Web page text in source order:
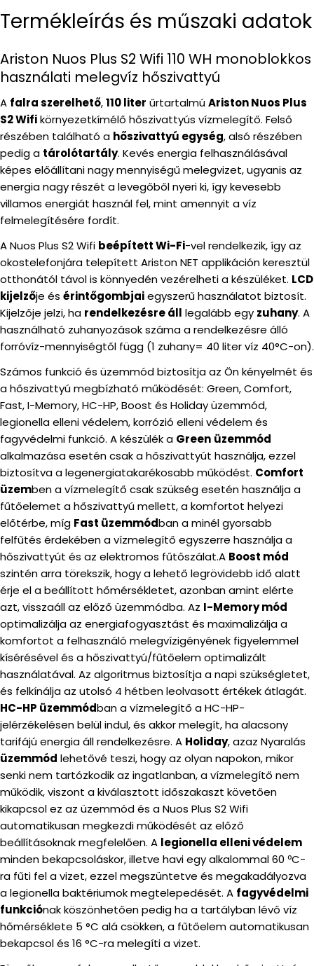
Termékleírás és műszaki adatok
Ariston Nuos Plus S2 Wifi 110 WH monoblokkos
használati melegvíz hőszivattyú
A falra szerelhető,110 liter űrtartalmúAriston Nuos Plus
S2 Wifikörnyezetkímélő hőszivattyús vízmelegítő. Felső
részében található a hőszivattyú egység, alsó részében
pedig a tárolótartály. Kevés energia felhasználásával
képes előállítani nagy mennyiségű melegvizet, ugyanis az
energia nagy részét a levegőből nyeri ki, így kevesebb
villamos energiát használ fel, mint amennyit a víz
felmelegítésére fordít.
A Nuos Plus S2 Wifi beépített Wi-Fi-vel rendelkezik, így az
okostelefonjára telepített Ariston NET applikáción keresztül
otthonától távol is könnyedén vezérelheti a készüléket. LCD
kijelzője és érintőgombjaiegyszerű használatot biztosít.
Kijelzője jelzi, ha rendelkezésre áll legalább egy zuhany. A
használható zuhanyozások száma a rendelkezésre álló
forróvíz-mennyiségtől függ (1 zuhany= 40 liter víz 40°C-on).
Számos funkció és üzemmód biztosítja az Ön kényelmét és
a hőszivattyú megbízható működését: Green, Comfort,
Fast, I-Memory, HC-HP, Boost és Holiday üzemmód,
legionella elleni védelem, korrózió elleni védelem és
fagyvédelmi funkció. A készülék a Green üzemmód
alkalmazása esetén csak a hőszivattyút használja, ezzel
biztosítva a legenergiatakarékosabb működést. Comfort
üzemben a vízmelegítő csak szükség esetén használja a
fűtőelemet a hőszivattyú mellett, a komfortot helyezi
előtérbe, míg Fast üzemmódban a minél gyorsabb
felfűtés érdekében a vízmelegítő egyszerre használja a
hőszivattyút és az elektromos fűtőszálat.A Boost mód
szintén arra törekszik, hogy a lehető legrövidebb idő alatt
érje el a beállított hőmérsékletet, azonban amint elérte
azt, visszaáll az előző üzemmódba. Az I-Memory mód
optimalizálja az energiafogyasztást és maximalizálja a
komfortot a felhasználó melegvízigényének figyelemmel
kísérésével és a hőszivattyú/fűtőelem optimalizált
használatával. Az algoritmus biztosítja a napi szükségletet,
és felkínálja az utolsó 4 hétben leolvasott értékek átlagát.
HC-HP üzemmódban a vízmelegítő a HC-HP-
jelérzékelésen belül indul, és akkor melegít, ha alacsony
tarifájú energia áll rendelkezésre. A Holiday, azaz Nyaralás
üzemmód lehetővé teszi, hogy az olyan napokon, mikor
senki nem tartózkodik az ingatlanban, a vízmelegítő nem
működik, viszont a kiválasztott időszakaszt követően
kikapcsol ez az üzemmód és a Nuos Plus S2 Wifi
automatikusan megkezdi működését az előző
beállításoknak megfelelően. A legionella elleni védelem
minden bekapcsoláskor, illetve havi egy alkalommal 60 ºC-
ra fűti fel a vizet, ezzel megszüntetve és megakadályozva
a legionella baktériumok megtelepedését. A fagyvédelmi
funkciónak köszönhetően pedig ha a tartályban lévő víz
hőmérséklete 5 °C alá csökken, a fűtőelem automatikusan
bekapcsol és 16 °C-ra melegíti a vizet.